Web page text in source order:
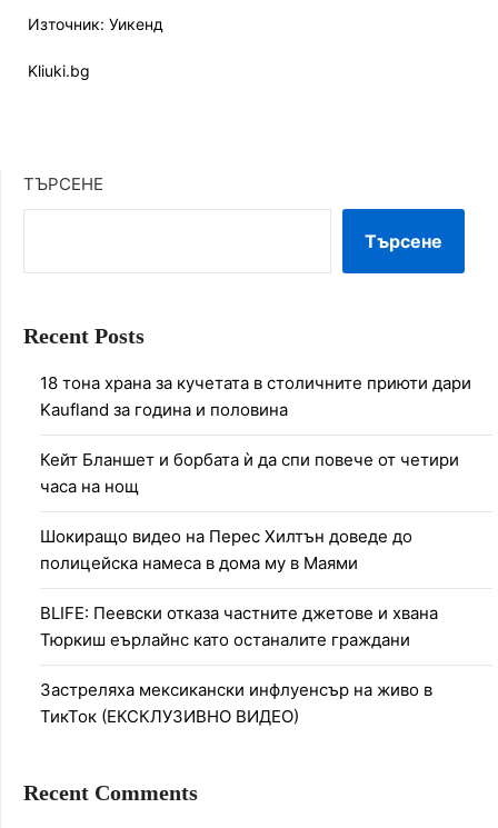
Източник: Уикенд
Kliuki.bg
ТЪРСЕНЕ
Търсене
Recent Posts
18 тона храна за кучетата в столичните приюти дари
Kaufland за година и половина
Кейт Бланшет и борбата ѝ да спи повече от четири
часа на нощ
Шокиращо видео на Перес Хилтън доведе до
полицейска намеса в дома му в Маями
BLIFE: Пеевски отказа частните джетове и хвана
Тюркиш еърлайнс като останалите граждани
Застреляха мексикански инфлуенсър на живо в
ТикТок (ЕКСКЛУЗИВНО ВИДЕО)
Recent Comments